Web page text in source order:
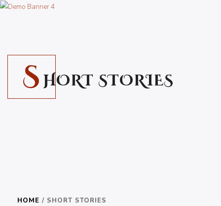
S HORT STORIES
HOME / SHORT STORIES